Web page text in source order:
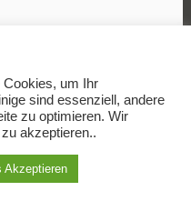
Cookies, um Ihr
sind essenziell, andere
zu optimieren. Wir
akzeptieren..
Akzeptieren